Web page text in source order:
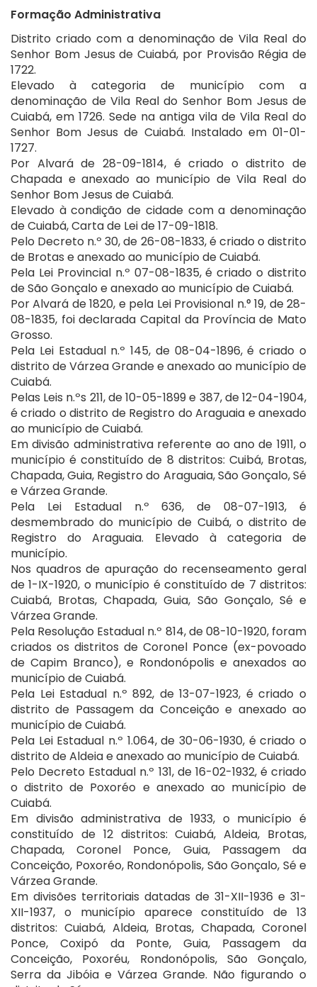
Formação Administrativa
Distrito criado com a denominação de Vila Real do
Senhor Bom Jesus de Cuiabá, por Provisão Régia de
1722.
Elevado à categoria de município com a
denominação de Vila Real do Senhor Bom Jesus de
Cuiabá, em 1726. Sede na antiga vila de Vila Real do
Senhor Bom Jesus de Cuiabá. Instalado em 01-01-
1727.
Por Alvará de 28-09-1814, é criado o distrito de
Chapada e anexado ao município de Vila Real do
Senhor Bom Jesus de Cuiabá.
Elevado à condição de cidade com a denominação
de Cuiabá, Carta de Lei de 17-09-1818.
Pelo Decreto n.º 30, de 26-08-1833, é criado o distrito
de Brotas e anexado ao município de Cuiabá.
Pela Lei Provincial n.º 07-08-1835, é criado o distrito
de São Gonçalo e anexado ao município de Cuiabá.
Por Alvará de 1820, e pela Lei Provisional n.° 19, de 28-
08-1835, foi declarada Capital da Província de Mato
Grosso.
Pela Lei Estadual n.º 145, de 08-04-1896, é criado o
distrito de Várzea Grande e anexado ao município de
Cuiabá.
Pelas Leis n.ºs 211, de 10-05-1899 e 387, de 12-04-1904,
é criado o distrito de Registro do Araguaia e anexado
ao município de Cuiabá.
Em divisão administrativa referente ao ano de 1911, o
município é constituído de 8 distritos: Cuibá, Brotas,
Chapada, Guia, Registro do Araguaia, São Gonçalo, Sé
e Várzea Grande.
Pela Lei Estadual n.º 636, de 08-07-1913, é
desmembrado do município de Cuibá, o distrito de
Registro do Araguaia. Elevado à categoria de
município.
Nos quadros de apuração do recenseamento geral
de 1-IX-1920, o município é constituído de 7 distritos:
Cuiabá, Brotas, Chapada, Guia, São Gonçalo, Sé e
Várzea Grande.
Pela Resolução Estadual n.º 814, de 08-10-1920, foram
criados os distritos de Coronel Ponce (ex-povoado
de Capim Branco), e Rondonópolis e anexados ao
município de Cuiabá.
Pela Lei Estadual n.º 892, de 13-07-1923, é criado o
distrito de Passagem da Conceição e anexado ao
município de Cuiabá.
Pela Lei Estadual n.º 1.064, de 30-06-1930, é criado o
distrito de Aldeia e anexado ao município de Cuiabá.
Pelo Decreto Estadual n.º 131, de 16-02-1932, é criado
o distrito de Poxoréo e anexado ao município de
Cuiabá.
Em divisão administrativa de 1933, o município é
constituído de 12 distritos: Cuiabá, Aldeia, Brotas,
Chapada, Coronel Ponce, Guia, Passagem da
Conceição, Poxoréo, Rondonópolis, São Gonçalo, Sé e
Várzea Grande.
Em divisões territoriais datadas de 31-XII-1936 e 31-
XII-1937, o município aparece constituído de 13
distritos: Cuiabá, Aldeia, Brotas, Chapada, Coronel
Ponce, Coxipó da Ponte, Guia, Passagem da
Conceição, Poxoréu, Rondonópolis, São Gonçalo,
Serra da Jibóia e Várzea Grande. Não figurando o